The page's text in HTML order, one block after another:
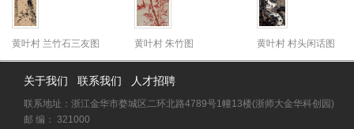
黄叶村 兰竹石三友图 黄叶村 朱竹图 黄叶村 村头闲话图
关于我们 联系我们 人才招聘
联系地址：浙江金华市婺城区二环北路4789号1幢13楼(浙师大金华科创园)
邮 编： 321000